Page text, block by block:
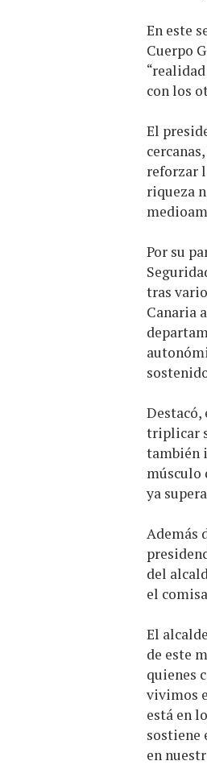
En este
Cuerpo
con los
El
reforzar
riqueza
Por su
tras
Canaria
triplicar
también
músculo
ya
Además
del
el
El
de este
quienes
vivimos
está en
sostiene
en